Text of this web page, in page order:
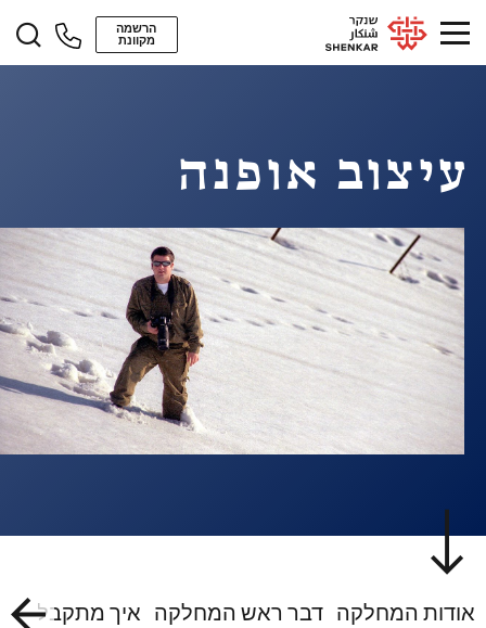
הרשמה
מקוונת
עיצוב אופנה
אודות המחלקה דבר ראש המחלקה איך מתקבלים